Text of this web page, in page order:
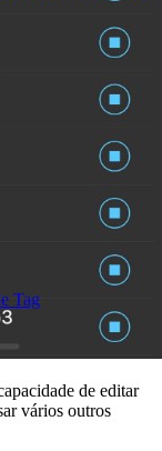
Tag
de editar
vários outros